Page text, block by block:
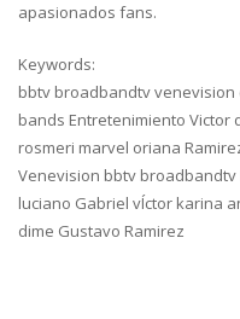
apasionados fans.
Keywords:
bbtv broadbandtv
bands Entretenimiento Victor
rosmeri marvel oriana
Venevision bbtv
luciano Gabriel vÍctor karina
dime Gustavo Ramirez